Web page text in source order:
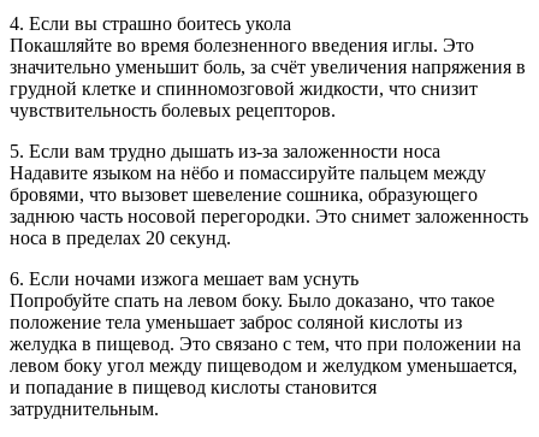
4. Если вы страшно боитесь укола
Покашляйте во время болезненного введения иглы. Это
значительно уменьшит боль, за счёт увеличения напряжения в
грудной клетке и спинномозговой жидкости, что снизит
чувствительность болевых рецепторов.
5. Если вам трудно дышать из-за заложенности носа
Надавите языком на нёбо и помассируйте пальцем между
бровями, что вызовет шевеление сошника, образующего
заднюю часть носовой перегородки. Это снимет заложенность
носа в пределах 20 секунд.
6. Если ночами изжога мешает вам уснуть
Попробуйте спать на левом боку. Было доказано, что такое
положение тела уменьшает заброс соляной кислоты из
желудка в пищевод. Это связано с тем, что при положении на
левом боку угол между пищеводом и желудком уменьшается,
и попадание в пищевод кислоты становится
затруднительным.